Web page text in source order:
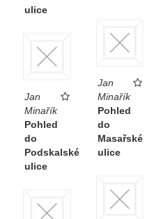
ulice
Jan
Minařík
Pohled
do
Masařské
ulice
Jan
Minařík
Pohled
do
Podskalské
ulice